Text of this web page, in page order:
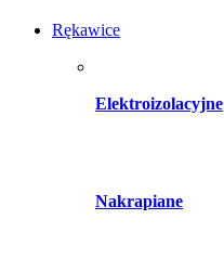
Rękawice
Elektroizolacyjne
Nakrapiane